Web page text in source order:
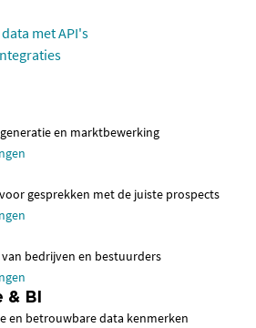
met API's
en marktbewerking
gesprekken met de juiste prospects
bedrijven en bestuurders
& BI
en betrouwbare data kenmerken